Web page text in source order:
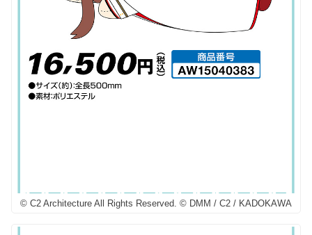
© C2 Architecture All Rights Reserved. © DMM / C2 / KADOKAWA